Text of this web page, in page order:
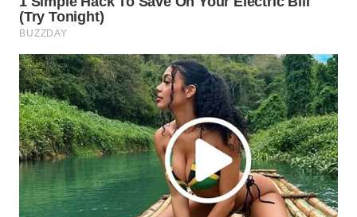
WN
BINTAN
WN
MANDALIKA
WN
LIKUPANG
WN
LABUANBAJO